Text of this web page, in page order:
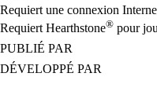
Requiert une connexion
Requiert Hearthstone® pour
PUBLIÉ PAR
DÉVELOPPÉ PAR